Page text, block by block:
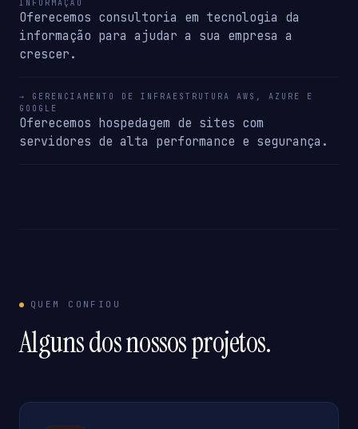
INFORMAÇÃO
Oferecemos consultoria em tecnologia da
informação para ajudar a sua empresa a
crescer.
→ GERENCIAMENTO DE INFRAESTRUTURA AWS, AZURE E
GOOGLE
Oferecemos hospedagem de sites com
servidores de alta performance e segurança.
QUEM CONFIOU
Alguns dos nossos projetos.